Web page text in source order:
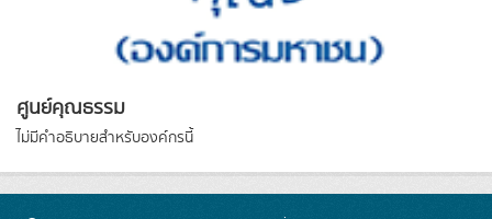
ศูนย์คุณธรรม
ไม่มีคำอธิบายสำหรับองค์กรนี้